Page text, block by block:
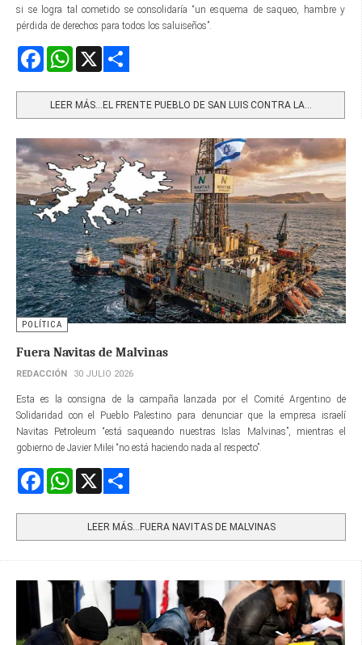
si se logra tal cometido se consolidaría “un esquema de saqueo, hambre y
pérdida de derechos para todos los saluiseños”.
FacebookWhatsApp
LEER MÁS…EL FRENTE PUEBLO DE SAN LUIS CONTRA LA...
POLÍTICA
Fuera Navitas de Malvinas
REDACCIÓN 30 JULIO 2026
Esta es la consigna de la campaña lanzada por el Comité Argentino de
Solidaridad con el Pueblo Palestino para denunciar que la empresa israelí
Navitas Petroleum “está saqueando nuestras Islas Malvinas”, mientras el
gobierno de Javier Milei “no está haciendo nada al respecto”.
FacebookWhatsApp
LEER MÁS…FUERA NAVITAS DE MALVINAS